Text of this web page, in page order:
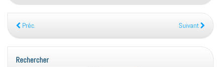
Préc. Suivant
Rechercher